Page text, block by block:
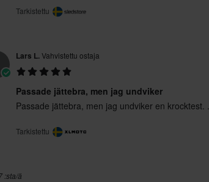
Tarkistettu
Lars L.Vahvistettu ostaja
Passade jättebra, men jag undviker
Passade jättebra, men jag undviker en krocktest. . .
Tarkistettu
:sta/ä